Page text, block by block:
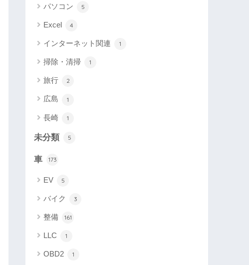
パソコン 5
Excel 4
インターネット関連 1
掃除・清掃 1
旅行 2
広島 1
長崎 1
未分類 5
車 173
EV 5
バイク 3
整備 161
LLC 1
OBD2 1